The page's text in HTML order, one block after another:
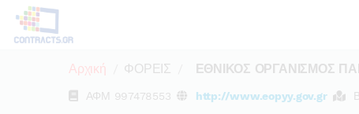
Αρχική ΦΟΡΕΙΣ ΕΘΝΙΚΟΣ ΟΡΓΑΝΙΣΜΟΣ
ΑΦΜ 997478553 http://www.eopyy.gov.gr